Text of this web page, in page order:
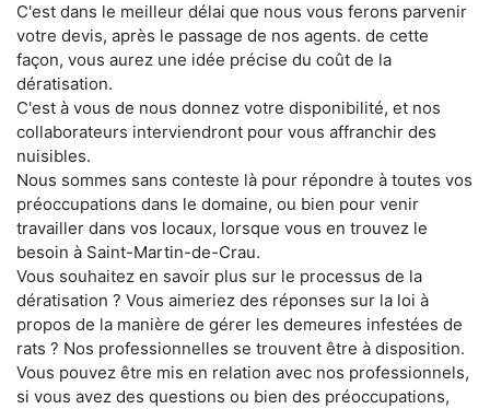
C'est dans le meilleur délai que nous vous ferons parvenir
votre devis, après le passage de nos agents. de cette
façon, vous aurez une idée précise du coût de la
dératisation.
C'est à vous de nous donnez votre disponibilité, et nos
collaborateurs interviendront pour vous affranchir des
nuisibles.
Nous sommes sans conteste là pour répondre à toutes vos
préoccupations dans le domaine, ou bien pour venir
travailler dans vos locaux, lorsque vous en trouvez le
besoin à Saint-Martin-de-Crau.
Vous souhaitez en savoir plus sur le processus de la
dératisation ? Vous aimeriez des réponses sur la loi à
propos de la manière de gérer les demeures infestées de
rats ? Nos professionnelles se trouvent être à disposition.
Vous pouvez être mis en relation avec nos professionnels,
si vous avez des questions ou bien des préoccupations,